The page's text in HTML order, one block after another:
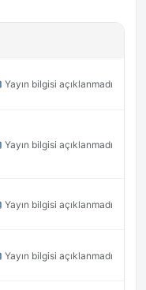
Yayın bilgisi açıklanmadı
Yayın bilgisi açıklanmadı
Yayın bilgisi açıklanmadı
Yayın bilgisi açıklanmadı